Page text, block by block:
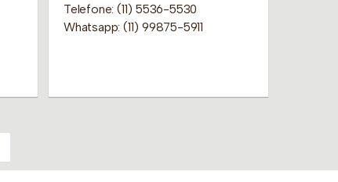
Telefone: (11) 5536-5530
Whatsapp: (11) 99875-5911